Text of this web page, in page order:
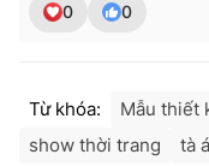
0 0
Từ khóa: Mẫu thiết
show thời trang
tà